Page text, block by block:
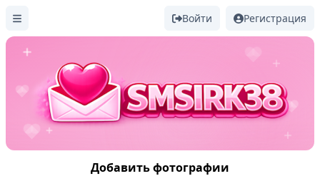
Войти Регистрация
Добавить фотографии